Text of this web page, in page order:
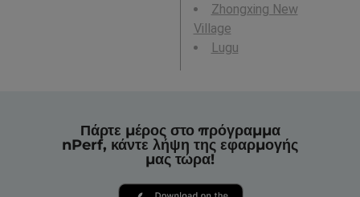
Zhongxing New
Village
Lugu
Πάρτε μέρος στο πρόγραμμα
nPerf, κάντε λήψη της εφαρμογής
μας τώρα!